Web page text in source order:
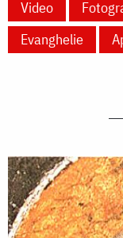
Video
Evanghelie